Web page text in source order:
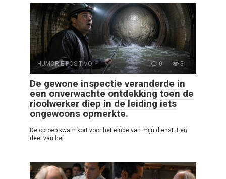
HUMOR E POSITIVO 0 3
De gewone inspectie veranderde in
een onverwachte ontdekking toen de
rioolwerker diep in de leiding iets
ongewoons opmerkte.
De oproep kwam kort voor het einde van mijn dienst. Een
deel van het